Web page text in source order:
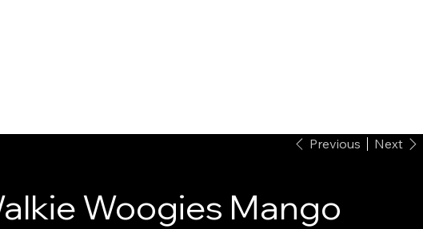
Previous Next
Woogies Mango